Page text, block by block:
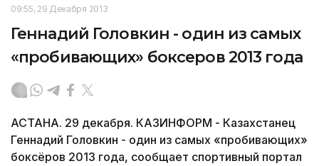
09:55, 29 Декабря 2013
Геннадий Головкин - один из самых
«пробивающих» боксеров 2013 года
АСТАНА. 29 декабря. КАЗИНФОРМ - Казахстанец
Геннадий Головкин - один из самых «пробивающих»
боксёров 2013 года, сообщает спортивный портал